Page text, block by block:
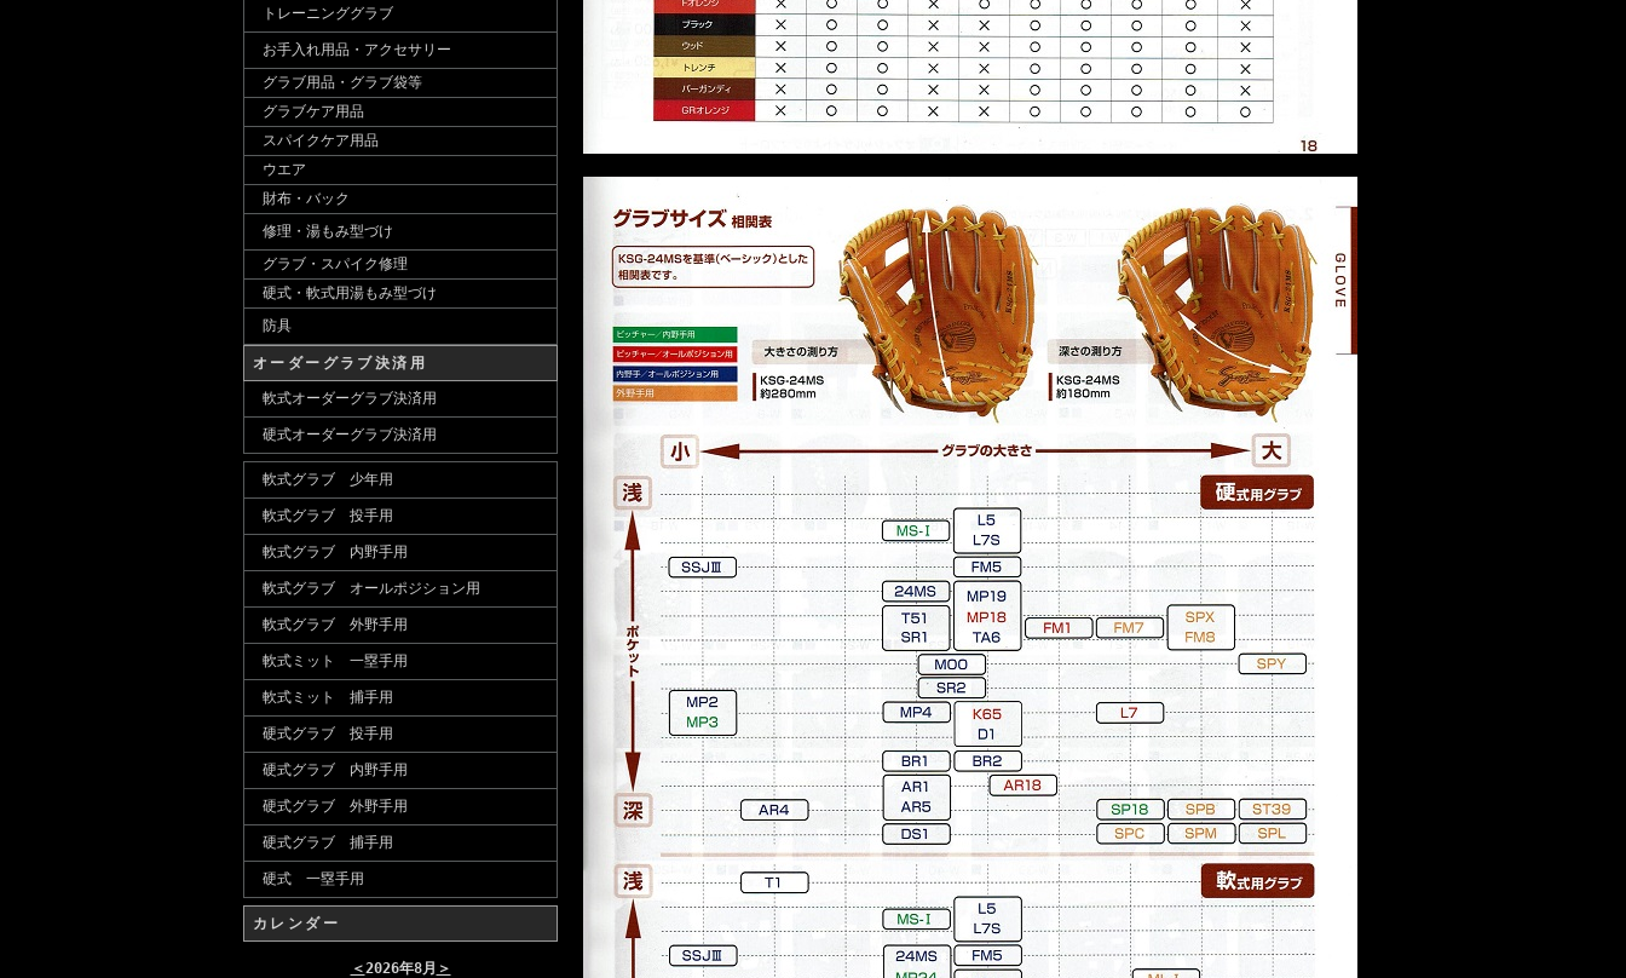
トレーニンググラブ
お手入れ用品・アクセサリー
グラブ用品・グラブ袋等
グラブケア用品
スパイクケア用品
ウエア
財布・バック
修理・湯もみ型づけ
グラブ・スパイク修理
硬式・軟式用湯もみ型づけ
防具
オーダーグラブ決済用
軟式オーダーグラブ決済用
硬式オーダーグラブ決済用
軟式グラブ 少年用
軟式グラブ 投手用
軟式グラブ 内野手用
軟式グラブ オールポジション用
軟式グラブ 外野手用
軟式ミット 一塁手用
軟式ミット 捕手用
硬式グラブ 投手用
硬式グラブ 内野手用
硬式グラブ 外野手用
硬式グラブ 捕手用
硬式 一塁手用
カレンダー
＜2026年8月 ＞